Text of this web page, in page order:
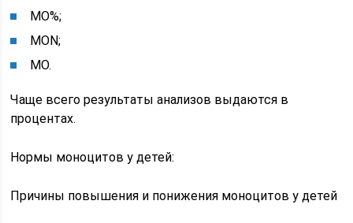
MO%;
MON;
MO.
Чаще всего результаты анализов выдаются в
процентах.
Нормы моноцитов у детей:
Причины повышения и понижения моноцитов у детей